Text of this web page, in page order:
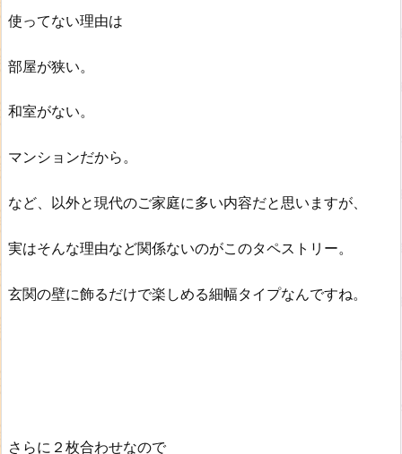
使ってない理由は
部屋が狭い。
和室がない。
マンションだから。
など、以外と現代のご家庭に多い内容だと思いますが、
実はそんな理由など関係ないのがこのタペストリー。
玄関の壁に飾るだけで楽しめる細幅タイプなんですね。
さらに２枚合わせなので